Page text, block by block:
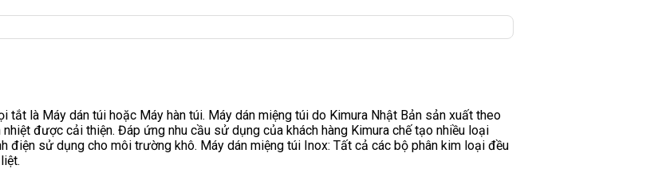
là Máy dán túi hoặc Máy hàn túi. Máy dán miệng túi do Kimura Nhật Bản sản xuất theo
được cải thiện. Đáp ứng nhu cầu sử dụng của khách hàng Kimura chế tạo nhiều loại
điện sử dụng cho môi trường khô. Máy dán miệng túi Inox: Tất cả các bộ phân kim loại đều